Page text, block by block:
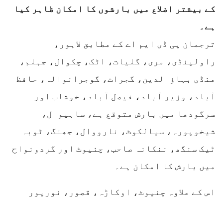
کے بیشتر اضلاع میں بارشوں کا امکان ظاہر کیا
ہے۔
ترجمان پی ڈی ایم اے کے مطابق لاہور،
راولپنڈی، مری، گلیات، اٹک، چکوال، جہلم،
منڈی بہاؤالدین، گجرات، گوجرانوالہ، حافظ
آباد، وزیر آباد، فیصل آباد، خوشاب اور
سرگودھا میں بارش متوقع ہے، ساہیوال،
شیخوپورہ، سیالکوٹ، نارووال، جھنگ، ٹوبہ
ٹیک سنگھ، ننکانہ صاحب، چنیوٹ اور گردونواح
میں بارش کا امکان ہے۔
اس کے علاوہ چنیوٹ، اوکاڑہ، قصور، نورپور